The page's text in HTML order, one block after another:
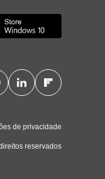
de privacidade
reservados